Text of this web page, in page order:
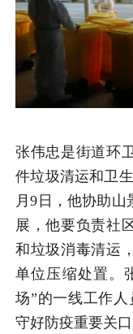
张伟忠是街道环
件垃圾清运和卫
月9日，他协助
展，他要负责社
和垃圾消毒清运
单位压缩处置。
场”的一线工作人
守好防疫重要关口